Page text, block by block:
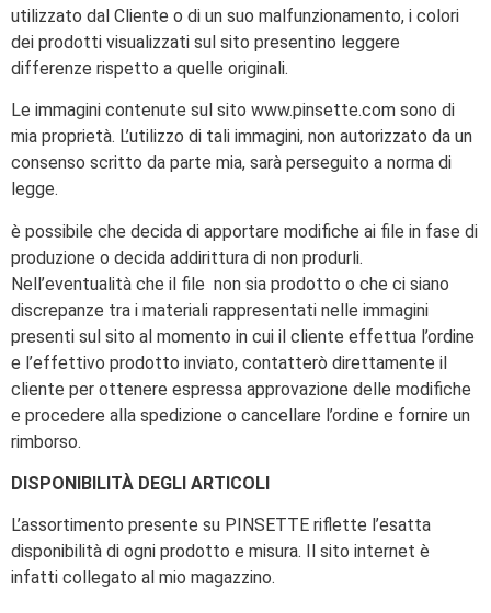
utilizzato dal Cliente o di un suo malfunzionamento, i colori
dei prodotti visualizzati sul sito presentino leggere
differenze rispetto a quelle originali.
Le immagini contenute sul sito www.pinsette.com sono di
mia proprietà. L’utilizzo di tali immagini, non autorizzato da un
consenso scritto da parte mia, sarà perseguito a norma di
legge.
è possibile che decida di apportare modifiche ai file in fase di
produzione o decida addirittura di non produrli.
Nell’eventualità che il file non sia prodotto o che ci siano
discrepanze tra i materiali rappresentati nelle immagini
presenti sul sito al momento in cui il cliente effettua l’ordine
e l’effettivo prodotto inviato, contatterò direttamente il
cliente per ottenere espressa approvazione delle modifiche
e procedere alla spedizione o cancellare l’ordine e fornire un
rimborso.
DISPONIBILITÀ DEGLI ARTICOLI
L’assortimento presente su PINSETTE riflette l’esatta
disponibilità di ogni prodotto e misura. Il sito internet è
infatti collegato al mio magazzino.